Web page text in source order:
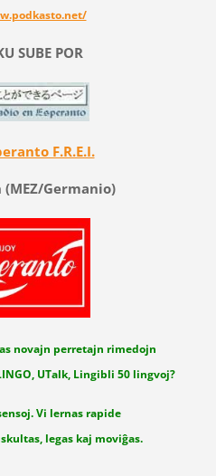
SUBE POR
F.R.E.I.
Germanio)
novajn perretajn rimedojn
UTalk, Lingibli 50 lingvoj?
Vi lernas rapide
legas kaj moviĝas.